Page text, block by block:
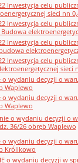
Inwestycja celu
sieci nn
Inwestycja celu
Inwestycja celu
Inwestycja celu
sieci
o wydaniu decyzji o
Waplewo
o wydaniu decyzji o
Waplewo
o wydaniu decyzji o
36/26 obręb Waplewo
o wydaniu decyzji o
Królikowo
o wydaniu decyzji w